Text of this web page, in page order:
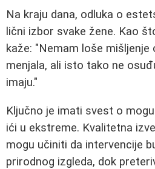
Na kraju dana, odluka o
lični izbor svake žene. Kao
kaže: "Nemam loše mišljenje
menjala, ali isto tako ne
imaju."
Ključno je imati svest o
ići u ekstreme. Kvalitetna
mogu učiniti da intervencije
prirodnog izgleda, dok